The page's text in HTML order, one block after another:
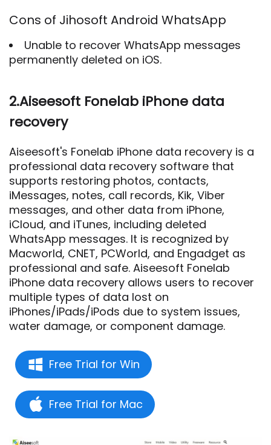
Cons of Jihosoft Android WhatsApp
Unable to recover WhatsApp messages
permanently deleted on iOS.
2.Aiseesoft Fonelab iPhone data
recovery
Aiseesoft's Fonelab iPhone data recovery is a
professional data recovery software that
supports restoring photos, contacts,
iMessages, notes, call records, Kik, Viber
messages, and other data from iPhone,
iCloud, and iTunes, including deleted
WhatsApp messages. It is recognized by
Macworld, CNET, PCWorld, and Engadget as
professional and safe. Aiseesoft Fonelab
iPhone data recovery allows users to recover
multiple types of data lost on
iPhones/iPads/iPods due to system issues,
water damage, or component damage.
Free Trial for Win
Free Trial for Mac